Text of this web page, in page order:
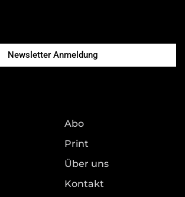
Newsletter Anmeldung
Abo
Print
Über uns
Kontakt